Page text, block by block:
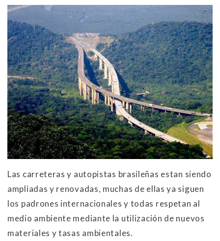
Las carreteras y autopistas brasileñas estan siendo
ampliadas y renovadas, muchas de ellas ya siguen
los padrones internacionales y todas respetan al
medio ambiente mediante la utilización de nuevos
materiales y tasas ambientales.